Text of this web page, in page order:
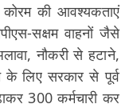
कोरम की आवश्यकताएं
सक्षम वाहनों जैसे
नौकरी से हटाने,
लिए सरकार से पूर्व
300 कर्मचारी कर